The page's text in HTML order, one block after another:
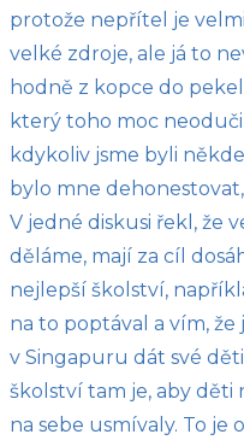
protože nepřítel je
velké zdroje, ale já to
hodně z kopce do
který toho moc
kdykoliv jsme byli
bylo mne
V jedné diskusi řekl, že
děláme, mají za cíl
nejlepší školství,
na to poptával a vím,
v Singapuru dát své
školství tam je, aby děti
na sebe usmívaly. To je